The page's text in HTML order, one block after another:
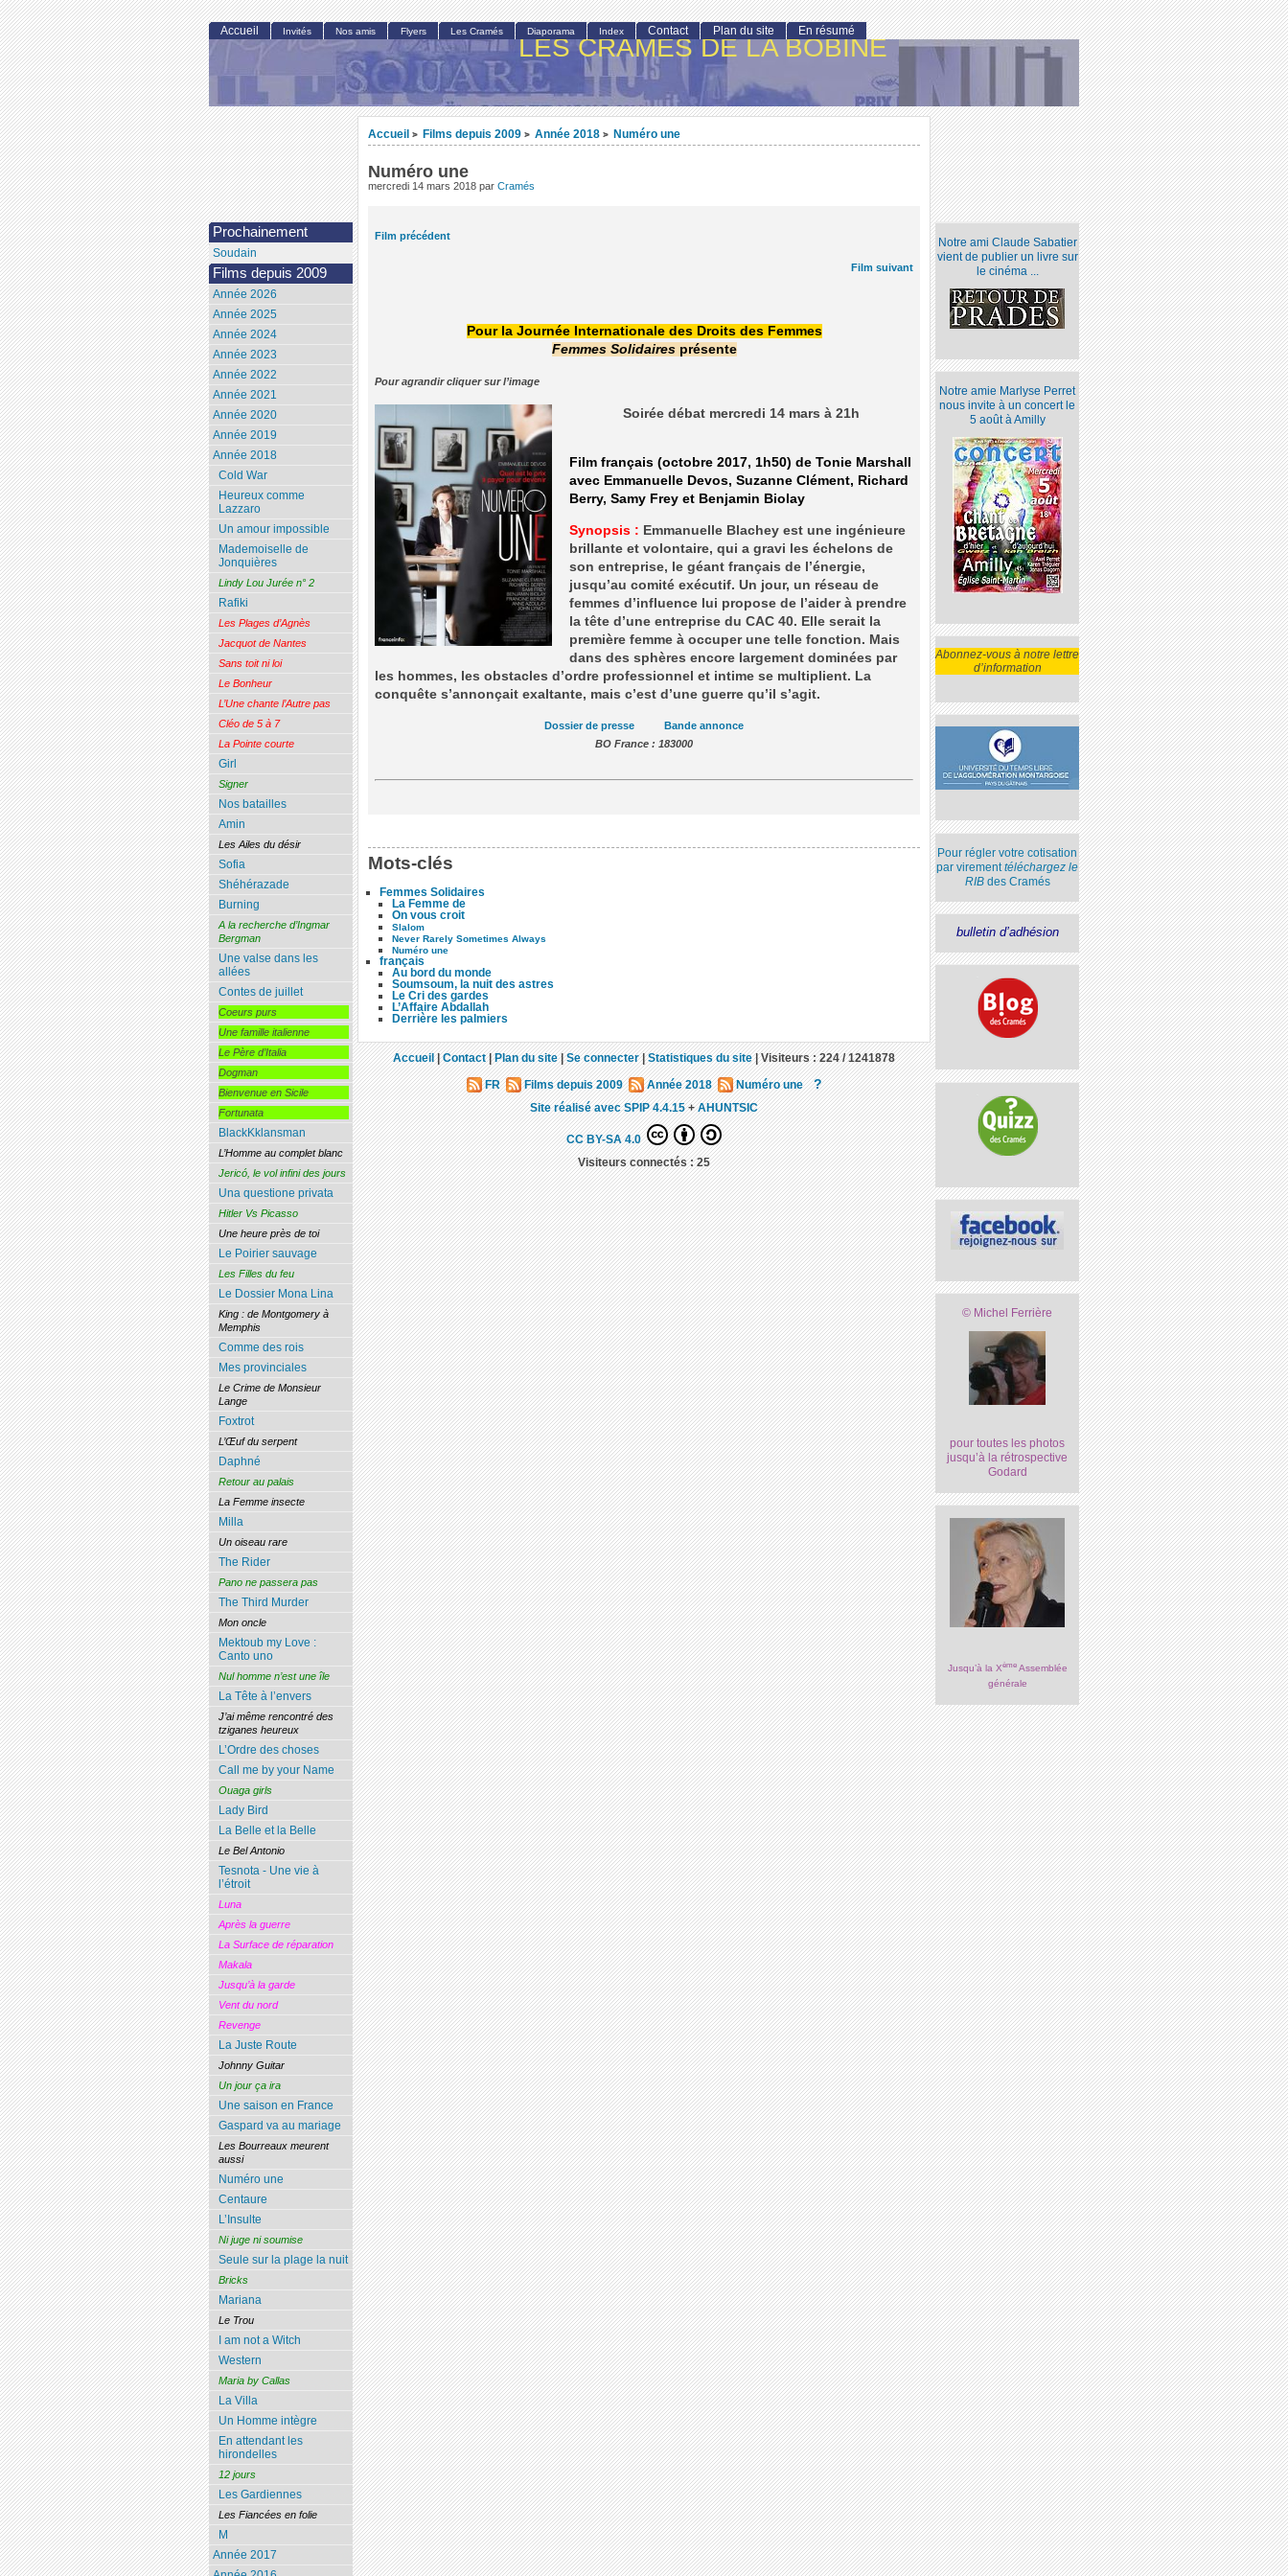
LES CRAMÉS DE LA BOBINE
Accueil > Films depuis 2009 > Année 2018 > Numéro une
Numéro une
mercredi 14 mars 2018 par Cramés
Film précédent
Film suivant
Pour la Journée Internationale des Droits des Femmes
Femmes Solidairesprésente
Pour agrandir cliquer sur l’image
Soirée débat mercredi 14 mars à 21h
Film français (octobre 2017, 1h50) de Tonie Marshall
avec Emmanuelle Devos, Suzanne Clément, Richard
Berry, Samy Frey et Benjamin Biolay
Synopsis : Emmanuelle Blachey est une ingénieure
brillante et volontaire, qui a gravi les échelons de
son entreprise, le géant français de l’énergie,
jusqu’au comité exécutif. Un jour, un réseau de
femmes d’influence lui propose de l’aider à prendre
la tête d’une entreprise du CAC 40. Elle serait la
première femme à occuper une telle fonction. Mais
dans des sphères encore largement dominées par
les hommes, les obstacles d’ordre professionnel et intime se multiplient. La
conquête s’annonçait exaltante, mais c’est d’une guerre qu’il s’agit.
Dossier de presse
Bande annonce
BO France : 183000
Mots-clés
Femmes Solidaires
La Femme de
On vous croit
Slalom
Never Rarely Sometimes Always
Numéro une
français
Au bord du monde
Soumsoum, la nuit des astres
Le Cri des gardes
L’Affaire Abdallah
Derrière les palmiers
Notre ami Claude Sabatier
vient de publier un livre sur
le cinéma ...
Notre amie Marlyse Perret
nous invite à un concert le
5 août à Amilly
Abonnez-vous à notre lettre
d’information
Pour régler votre cotisation
par virementtéléchargez le
RIBdes Cramés
bulletin d’adhésion
© Michel Ferrière
pour toutes les photos
jusqu’à la rétrospective
Godard
Jusqu’à la XèmeAssemblée
générale
Accueil Invités Nos amis Flyers Les Cramés Diaporama Index Contact Plan du site En résumé
Prochainement
Soudain
Films depuis 2009
Année 2026
Année 2025
Année 2024
Année 2023
Année 2022
Année 2021
Année 2020
Année 2019
Année 2018
Cold War
Heureux comme
Lazzaro
Un amour impossible
Mademoiselle de
Jonquières
Lindy Lou Jurée n° 2
Rafiki
Les Plages d’Agnès
Jacquot de Nantes
Sans toit ni loi
Le Bonheur
L’Une chante l’Autre pas
Cléo de 5 à 7
La Pointe courte
Girl
Signer
Nos batailles
Amin
Les Ailes du désir
Sofia
Shéhérazade
Burning
A la recherche d’Ingmar
Bergman
Une valse dans les
allées
Contes de juillet
Coeurs purs
Une famille italienne
Le Père d’Italia
Dogman
Bienvenue en Sicile
Fortunata
BlackKklansman
L’Homme au complet blanc
Jericó, le vol infini des jours
Una questione privata
Hitler Vs Picasso
Une heure près de toi
Le Poirier sauvage
Les Filles du feu
Le Dossier Mona Lina
King : de Montgomery à
Memphis
Comme des rois
Mes provinciales
Le Crime de Monsieur
Lange
Foxtrot
L’Œuf du serpent
Daphné
Retour au palais
La Femme insecte
Milla
Un oiseau rare
The Rider
Pano ne passera pas
The Third Murder
Mon oncle
Mektoub my Love :
Canto uno
Nul homme n’est une île
La Tête à l’envers
J’ai même rencontré des
tziganes heureux
L’Ordre des choses
Call me by your Name
Ouaga girls
Lady Bird
La Belle et la Belle
Le Bel Antonio
Tesnota - Une vie à
l’étroit
Luna
Après la guerre
La Surface de réparation
Makala
Jusqu’à la garde
Vent du nord
Revenge
La Juste Route
Johnny Guitar
Un jour ça ira
Une saison en France
Gaspard va au mariage
Les Bourreaux meurent
aussi
Numéro une
Centaure
L’Insulte
Ni juge ni soumise
Seule sur la plage la nuit
Bricks
Mariana
Le Trou
I am not a Witch
Western
Maria by Callas
La Villa
Un Homme intègre
En attendant les
hirondelles
12 jours
Les Gardiennes
Les Fiancées en folie
M
Année 2017
Accueil|Contact|Plan du site|Se connecter|Statistiques du site|Visiteurs :224 / 1241878
FR Films depuis 2009 Année 2018 Numéro une ?
Site réalisé avec SPIP 4.4.15+AHUNTSIC
CC BY-SA 4.0
Visiteurs connectés :25